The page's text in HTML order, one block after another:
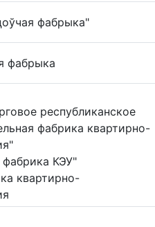
фабрыка"
фабрыка
республиканское
фабрика квартирно-
КЭУ"
квартирно-